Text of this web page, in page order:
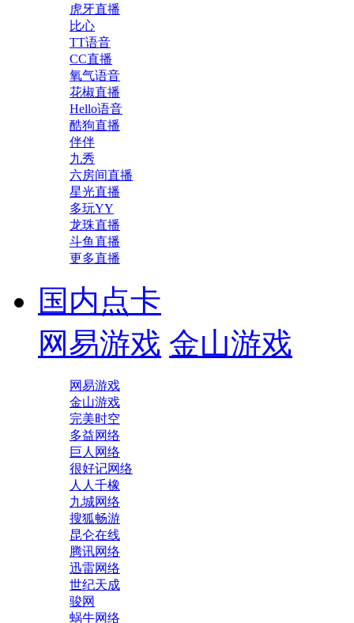
虎牙直播
比心
TT语音
CC直播
氧气语音
花椒直播
Hello语音
酷狗直播
伴伴
九秀
六房间直播
星光直播
多玩YY
龙珠直播
斗鱼直播
更多直播
国内点卡
网易游戏 金山游戏
网易游戏
金山游戏
完美时空
多益网络
巨人网络
很好记网络
人人千橡
九城网络
搜狐畅游
昆仑在线
腾讯网络
迅雷网络
世纪天成
骏网
蜗牛网络